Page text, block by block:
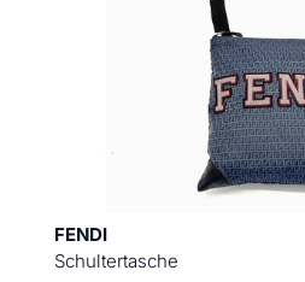
FENDI
Schultertasche